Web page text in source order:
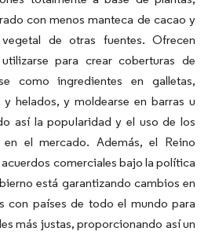
con menos manteca de cacao y
de otras fuentes. Ofrecen
para crear coberturas de
como ingredientes en galletas,
helados, y moldearse en barras u
así la popularidad y el uso de los
en el mercado. Además, el Reino
comerciales bajo la política
está garantizando cambios en
con países de todo el mundo para
más justas, proporcionando así un